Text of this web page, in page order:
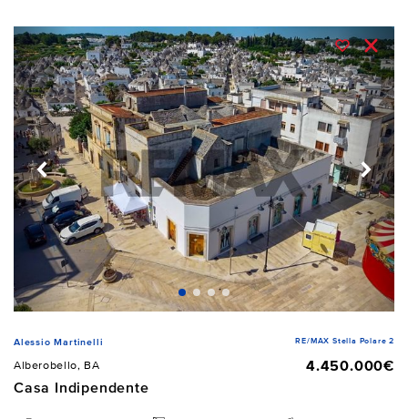
Alessio Martinelli RE/MAX Stella Polare 2
Alberobello, BA
4.450.000€
Casa Indipendente